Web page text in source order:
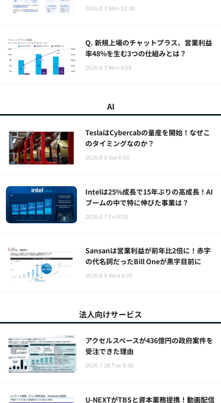
2026.8.3 Mon 12:00
Q. 新規上場のチャットプラス、営業利益
率48%を生む3つの仕組みとは？
2026.8.3 Mon 6:05
AI
TeslaはCybercabの量産を開始！なぜこ
のタイミングなのか？
2026.8.8 Sat 6:00
Intelは25%成長で15年ぶりの高成長！AI
ブームの中で特に伸びた事業は？
2026.8.7 Fri 6:00
Sansanは営業利益が前年比2倍に！赤字
の代名詞だったBill Oneが黒字目前に
2026.8.5 Wed 6:00
法人向けサービス
アクセルスペースが436億円の政府案件を
受注できた理由
2026.7.28 Tue 9:00
U-NEXTがTBSと資本業務提携！動画配信